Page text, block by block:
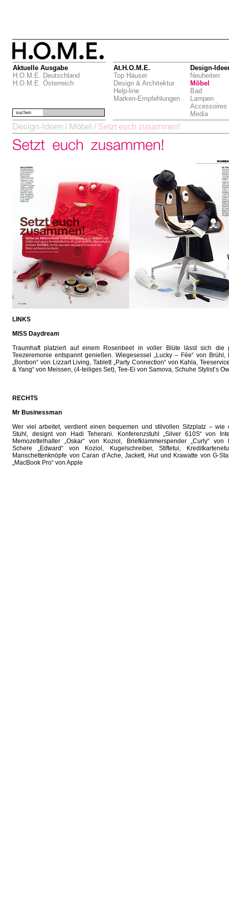
Aktuelle Ausgabe
H.O.M.E. Deutschland
H.O.M.E. Österreich
At.H.O.M.E.
Top Häuser
Design & Architektur
Help-line
Marken-Empfehlungen
Design-
Neuheiten
Möbel
Bad
Lampen
Accessoires
Media
suchen
Design-Ideen / Möbel / Setzt euch zusammen!
LINKS
MISS Daydream
Traumhaft platziert auf einem Rosenbeet in voller Blüte lässt sich die
Teezeremonie entspannt genießen. Wiegesessel „Lucky – Fée“ von Brühl,
„Bonbon“ von Lizzart Living, Tablett „Party Connection“ von Kahla,
& Yang“ von Meissen, (4-teiliges Set), Tee-Ei von Samova, Schuhe Stylist’s
RECHTS
Mr Businessman
Wer viel arbeitet, verdient einen bequemen und stilvollen Sitzplatz – wie
Stuhl, designt von Hadi Teherani. Konferenzstuhl „Silver 610S“ von
Memozettelhalter „Oskar“ von Koziol, Briefklammerspender „Curly“ von
Schere „Edward“ von Koziol, Kugelschreiber, Stiftetui,
Manschettenknöpfe von Caran d’Ache, Jackett, Hut und Krawatte von G-
„MacBook Pro“ von Apple